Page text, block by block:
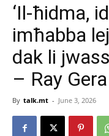
‘Il-ħidma,
imħabba
dak li
– Ray Gera
By talk.mt - June 3, 2026